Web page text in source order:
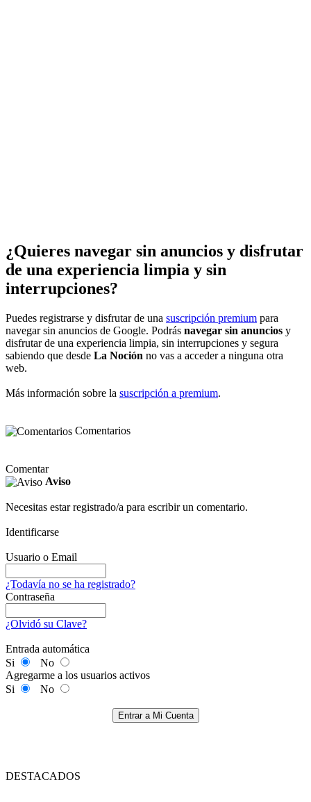
¿Quieres navegar sin anuncios y disfrutar
de una experiencia limpia y sin
interrupciones?
Puedes registrarse y disfrutar de una suscripción premium para
navegar sin anuncios de Google. Podrás navegar sin anuncios y
disfrutar de una experiencia limpia, sin interrupciones y segura
sabiendo que desde La Noción no vas a acceder a ninguna otra
web.
Más información sobre la suscripción a premium.
Comentarios
Comentar
Aviso
Necesitas estar registrado/a para escribir un comentario.
Identificarse
Usuario o Email
¿Todavía no se ha registrado?
Contraseña
¿Olvidó su Clave?
Entrada automática
Si
No
Agregarme a los usuarios activos
Si
No
Entrar a Mi Cuenta
DESTACADOS